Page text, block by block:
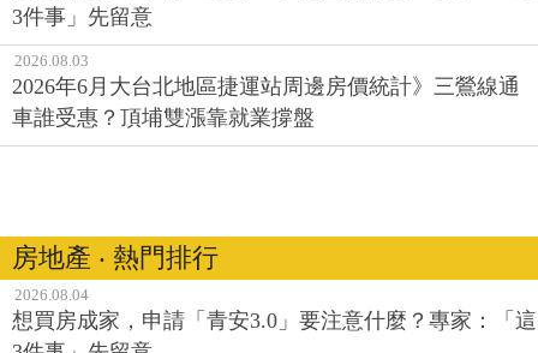
3件事」先留意
2026.08.03
2026年6月大台北地區捷運站周邊房價統計》三鶯線通
車誰受惠？頂埔雙漲靠就業撐盤
房地產 ‧ 熱門排行
2026.08.04
想買房成家，申請「青安3.0」要注意什麼？專家：「這